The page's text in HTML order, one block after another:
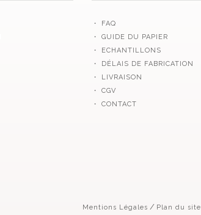
・ FAQ
・ GUIDE DU PAPIER
・ ECHANTILLONS
・ DÉLAIS DE FABRICATION
・ LIVRAISON
・ CGV
・ CONTACT
Mentions Légales / Plan du site